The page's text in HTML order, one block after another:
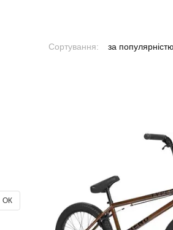
Сортування: за популярністю
ОК